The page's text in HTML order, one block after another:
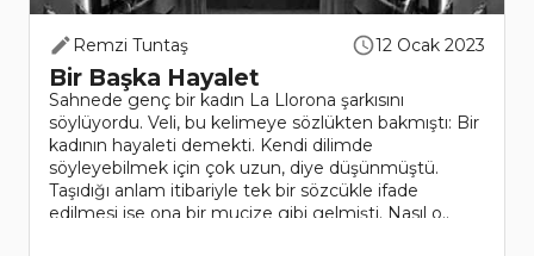
Remzi Tuntaş 12 Ocak 2023
Bir Başka Hayalet
Sahnede genç bir kadın La Llorona şarkısını
söylüyordu. Veli, bu kelimeye sözlükten bakmıştı: Bir
kadının hayaleti demekti. Kendi dilimde
söyleyebilmek için çok uzun, diye düşünmüştü.
Taşıdığı anlam itibariyle tek bir sözcükle ifade
edilmesi ise ona bir mucize gibi gelmişti. Nasıl o..